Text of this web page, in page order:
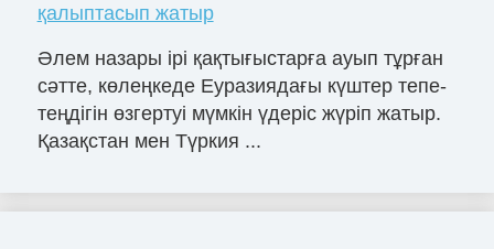
қалыптасып жатыр
Әлем назары ірі қақтығыстарға ауып тұрған
сәтте, көлеңкеде Еуразиядағы күштер тепе-
теңдігін өзгертуі мүмкін үдеріс жүріп жатыр.
Қазақстан мен Түркия ...